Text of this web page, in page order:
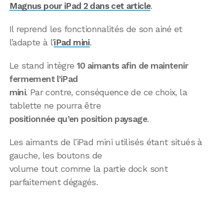
Magnus pour iPad 2 dans cet article.
Il reprend les fonctionnalités de son ainé et
l’adapte à l’iPad mini.
Le stand intègre 10 aimants afin de maintenir
fermement l’iPad
mini. Par contre, conséquence de ce choix, la
tablette ne pourra être
positionnée qu’en position paysage.
Les aimants de l’iPad mini utilisés étant situés à
gauche, les boutons de
volume tout comme la partie dock sont
parfaitement dégagés.